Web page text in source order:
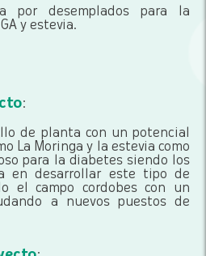
por desemplados para la
y estevia.
:
de planta con un potencial
La Moringa y la estevia como
para la diabetes siendo los
en desarrollar este tipo de
el campo cordobes con un
a nuevos puestos de